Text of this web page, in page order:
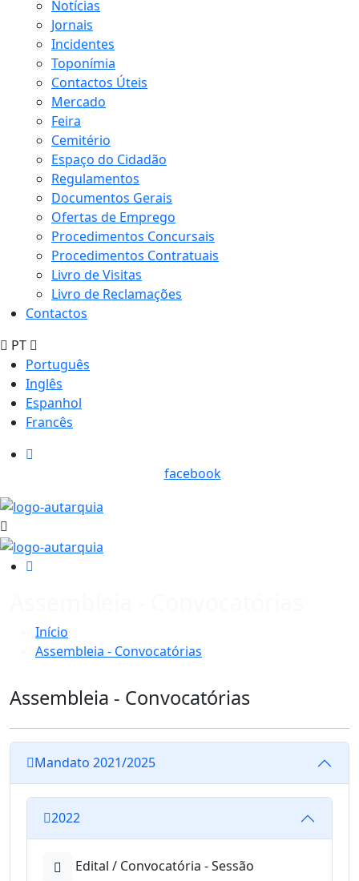
Notícias
Jornais
Incidentes
Toponímia
Contactos Úteis
Mercado
Feira
Cemitério
Espaço do Cidadão
Regulamentos
Documentos Gerais
Ofertas de Emprego
Procedimentos Concursais
Procedimentos Contratuais
Livro de Visitas
Livro de Reclamações
Contactos
PT
Português
Inglês
Espanhol
Francês
facebook
Início
Assembleia - Convocatórias
Assembleia - Convocatórias
Mandato 2021/2025
2022
Edital / Convocatória - Sessão